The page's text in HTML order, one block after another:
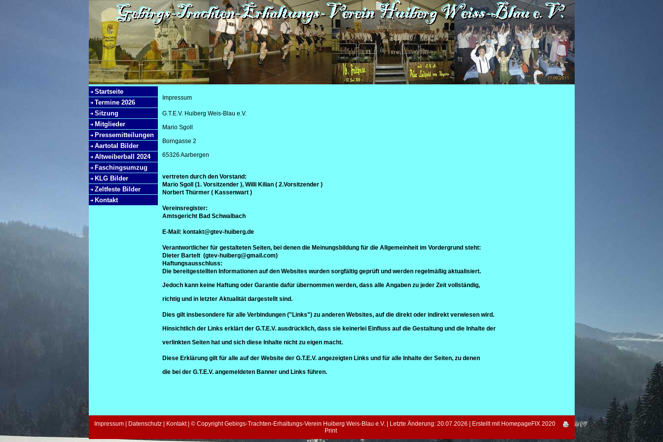
Startseite
Termine 2026
Sitzung
Mitglieder
Pressemitteilungen
Aartotal Bilder
Altweiberball 2024
Faschingsumzug
KLG Bilder
Zeltfeste Bilder
Kontakt
Impressum
G.T.E.V. Huiberg Weis-Blau e.V.
Mario Sgoll
Borngasse 2
65326 Aarbergen
vertreten durch den Vorstand:
Mario Sgoll (1. Vorsitzender ), Willi Kilian ( 2.Vorsitzender )
Norbert Thürmer ( Kassenwart )
Vereinsregister:
Amtsgericht Bad Schwalbach
E-Mail: kontakt@gtev-huiberg.de
Verantwortlicher für gestalteten Seiten, bei denen die Meinungsbildung für die Allgemeinheit im Vordergrund steht:
Dieter Bartelt (gtev-huiberg@gmail.com)
Haftungsausschluss:
Die bereitgestellten Informationen auf den Websites wurden sorgfältig geprüft und werden regelmäßig aktualisiert.
Jedoch kann keine Haftung oder Garantie dafür übernommen werden, dass alle Angaben zu jeder Zeit vollständig,
richtig und in letzter Aktualität dargestellt sind.
Dies gilt insbesondere für alle Verbindungen ("Links") zu anderen Websites, auf die direkt oder indirekt verwiesen wird.
Hinsichtlich der Links erklärt der G.T.E.V. ausdrücklich, dass sie keinerlei Einfluss auf die Gestaltung und die Inhalte der
verlinkten Seiten hat und sich diese Inhalte nicht zu eigen macht.
Diese Erklärung gilt für alle auf der Website der G.T.E.V. angezeigten Links und für alle Inhalte der Seiten, zu denen
die bei der G.T.E.V. angemeldeten Banner und Links führen.
Impressum Datenschutz Kontakt| © Copyright Gebirgs-Trachten-Erhaltungs-Verein Huiberg Weis-Blau e.V. | Letzte Änderung: 20.07.2026 | Erstellt mit HomepageFIX 2020
Print